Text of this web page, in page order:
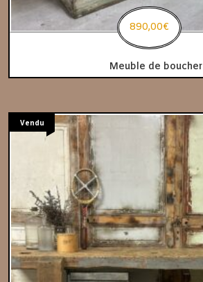
Meuble de boucher
890,00€
Vendu